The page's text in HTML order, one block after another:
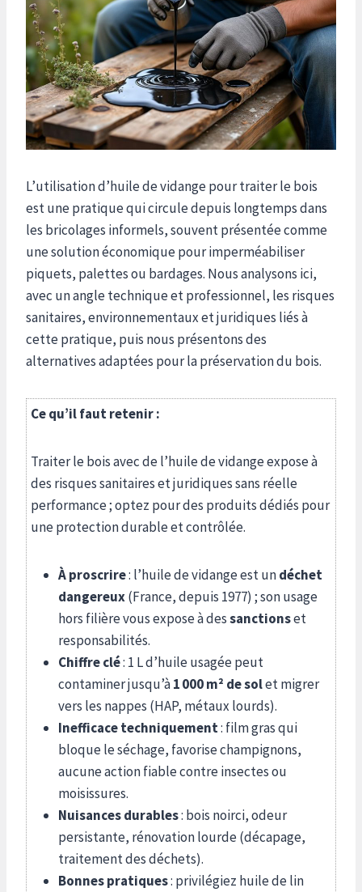
L’utilisation d’huile de vidange pour traiter le bois
est une pratique qui circule depuis longtemps dans
les bricolages informels, souvent présentée comme
une solution économique pour imperméabiliser
piquets, palettes ou bardages. Nous analysons ici,
avec un angle technique et professionnel, les risques
sanitaires, environnementaux et juridiques liés à
cette pratique, puis nous présentons des
alternatives adaptées pour la préservation du bois.
Ce qu’il faut retenir :
Traiter le bois avec de l’huile de vidange expose à
des risques sanitaires et juridiques sans réelle
performance ; optez pour des produits dédiés pour
une protection durable et contrôlée.
À proscrire: l’huile de vidange est undéchet
dangereux(France, depuis 1977) ; son usage
hors filière vous expose à dessanctionset
responsabilités.
Chiffre clé: 1 L d’huile usagée peut
contaminer jusqu’à1 000 m² de solet migrer
vers les nappes (HAP, métaux lourds).
Inefficace techniquement: film gras qui
bloque le séchage, favorise champignons,
aucune action fiable contre insectes ou
moisissures.
Nuisances durables: bois noirci, odeur
persistante, rénovation lourde (décapage,
traitement des déchets).
Bonnes pratiques: privilégiez huile de lin